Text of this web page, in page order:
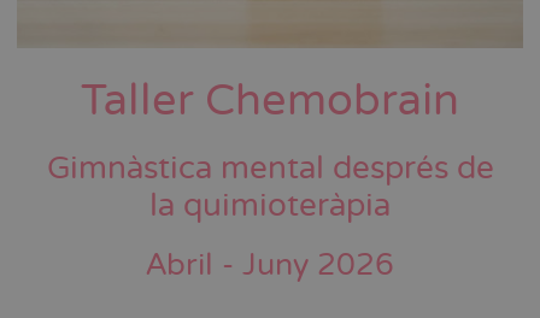
Taller Chemobrain
Gimnàstica mental després de
la quimioteràpia
Abril - Juny 2026